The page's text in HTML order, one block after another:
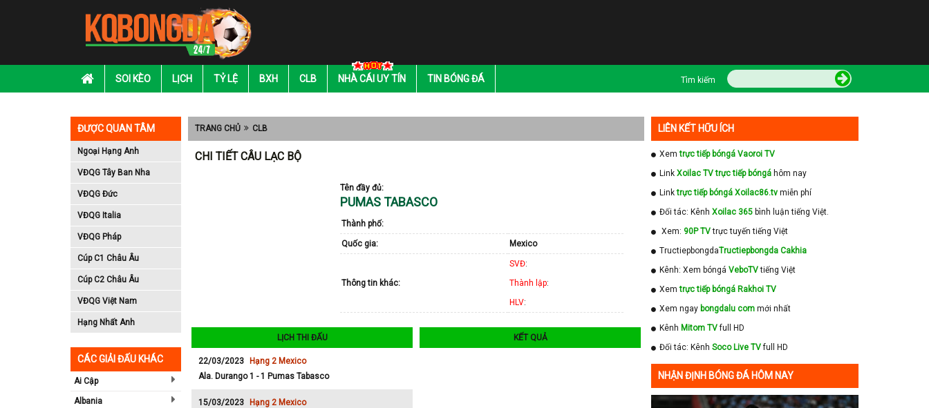
SOI KÈO LỊCH TỶ LỆ BXH CLB NHÀ CÁI UY TÍN TIN BÓNG ĐÁ Tìm kiếm
ĐƯỢC QUAN TÂM
Ngoại Hạng Anh
VĐQG Tây Ban Nha
VĐQG Đức
VĐQG Italia
VĐQG Pháp
Cúp C1 Châu Âu
Cúp C2 Châu Âu
VĐQG Việt Nam
Hạng Nhất Anh
CÁC GIẢI ĐẤU KHÁC
Ai Cập
Albania
TRANG CHỦ CLB
CHI TIẾT CÂU LẠC BỘ
Tên đầy đủ:
PUMAS TABASCO
Thành phố:
Quốc gia: Mexico
Thông tin khác:
SVĐ:
Thành lập:
HLV:
LỊCH THI ĐẤU KẾT QUẢ
22/03/2023
Hạng 2 Mexico
Ala. Durango 1 - 1 Pumas Tabasco
15/03/2023
Hạng 2 Mexico
LIÊN KẾT HỮU ÍCH
Xemtrực tiếp bóngá Vaoroi TV
Link Xoilac TV trực tiếp bóngá hôm nay
Linktrực tiếp bóngá Xoilac86.tv miễn phí
Đối tác: Kênh Xoilac 365 bình luận tiếng Việt.
Xem: 90P TVtrực tuyến tiếng Việt
TructiepbongdaTructiepbongda Cakhia
Kênh: Xem bóngá VeboTVtiếng Việt
Xemtrực tiếp bóngá Rakhoi TV
Xem ngay bongdalu com mới nhất
Kênh Mitom TVfull HD
Đối tác: Kênh Soco Live TVfull HD
NHẬN ĐỊNH BÓNG ĐÁ HÔM NAY